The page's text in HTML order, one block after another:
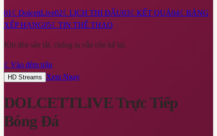
01☾ DolcettLive02☾ LỊCH THI ĐẤU03☾ KẾT QUẢ04☾ BẢNG
XẾP HẠNG05☾ TIN THỂ THAO
Khi đèn sân tắt, chúng ta vẫn còn kể lại.
☾ Vào đêm trận
HD Streams Xem Ngay
DOLCETTLIVETrực Tiếp
Bóng Đá